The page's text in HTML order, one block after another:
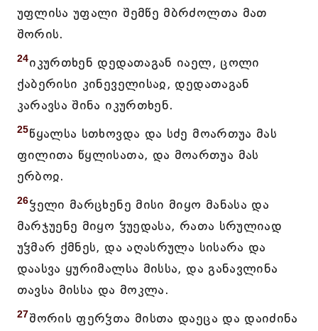
უფლისა უფალი შემწე მბრძოლთა მათ
შორის.
24იკურთხენ დედათაგან იაელ, ცოლი
ქაბერისი კინეველისაჲ, დედათაგან
კარავსა შინა იკურთხენ.
25წყალსა სთხოვდა და სძე მოართუა მას
ფილითა წყლისათა, და მოართუა მას
ერბოჲ.
26ჴელი მარცხენე მისი მიყო მანასა და
მარჯუენე მიყო ჴუედასა, რათა სრულიად
უჴმარ ქმნეს, და აღასრულა სისარა და
დაასვა ყურიმალსა მისსა, და განავლინა
თავსა მისსა და მოკლა.
27შორის ფერჴთა მისთა დაეცა და დაიძინა